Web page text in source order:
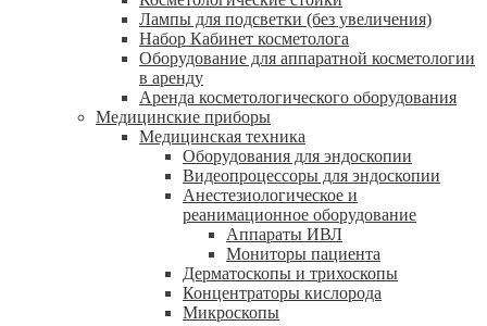
Лампы для подсветки (без увеличения)
Набор Кабинет косметолога
Оборудование для аппаратной косметологии
в аренду
Аренда косметологического оборудования
Медицинские приборы
Медицинская техника
Оборудования для эндоскопии
Видеопроцессоры для эндоскопии
Анестезиологическое и
реанимационное оборудование
Аппараты ИВЛ
Мониторы пациента
Дерматоскопы и трихоскопы
Концентраторы кислорода
Микроскопы